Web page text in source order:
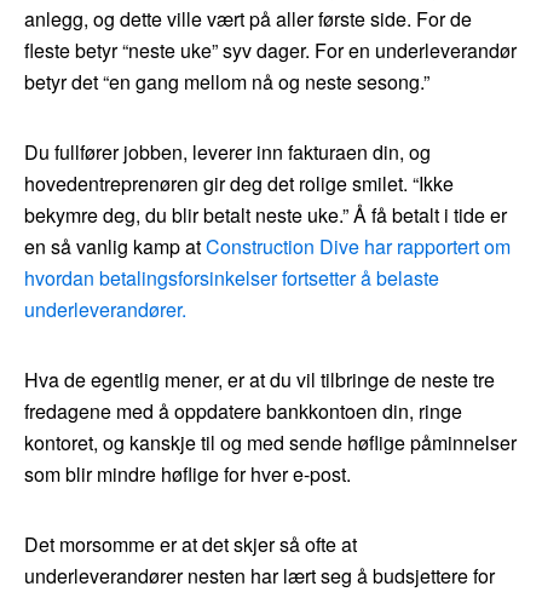
anlegg, og dette ville vært på aller første side. For de
fleste betyr “neste uke” syv dager. For en underleverandør
betyr det “en gang mellom nå og neste sesong.”
Du fullfører jobben, leverer inn fakturaen din, og
hovedentreprenøren gir deg det rolige smilet. “Ikke
bekymre deg, du blir betalt neste uke.” Å få betalt i tide er
en så vanlig kamp atConstruction Dive har rapportert om
hvordan betalingsforsinkelser fortsetter å belaste
underleverandører.
Hva de egentlig mener, er at du vil tilbringe de neste tre
fredagene med å oppdatere bankkontoen din, ringe
kontoret, og kanskje til og med sende høflige påminnelser
som blir mindre høflige for hver e-post.
Det morsomme er at det skjer så ofte at
underleverandører nesten har lært seg å budsjettere for